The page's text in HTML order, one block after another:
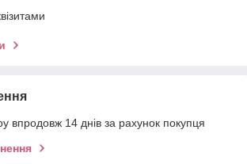
впродовж 14 днів за рахунок покупця